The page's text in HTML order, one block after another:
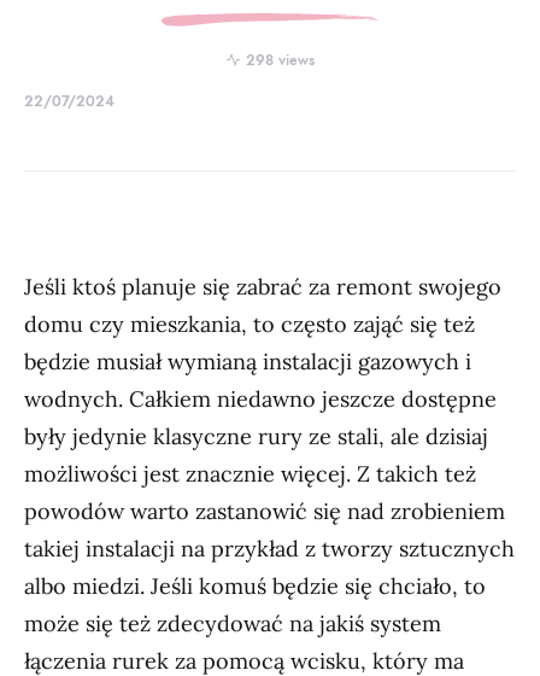
298 views
22/07/2024
Jeśli ktoś planuje się zabrać za remont swojego
domu czy mieszkania, to często zająć się też
będzie musiał wymianą instalacji gazowych i
wodnych. Całkiem niedawno jeszcze dostępne
były jedynie klasyczne rury ze stali, ale dzisiaj
możliwości jest znacznie więcej. Z takich też
powodów warto zastanowić się nad zrobieniem
takiej instalacji na przykład z tworzy sztucznych
albo miedzi. Jeśli komuś będzie się chciało, to
może się też zdecydować na jakiś system
łączenia rurek za pomocą wcisku, który ma